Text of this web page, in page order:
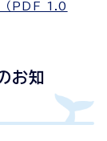
（PDF 1.0
お知